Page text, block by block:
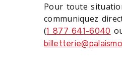
Pour toute
communiquez
(1 877 641-6040